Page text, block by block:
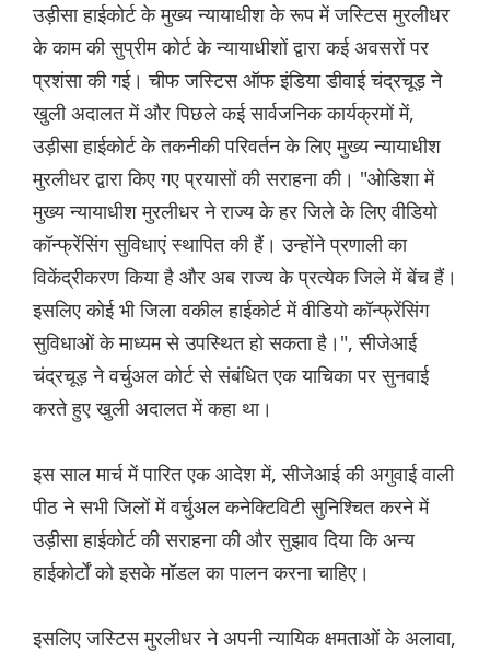
उड़ीसा हाईकोर्ट के मुख्य न्यायाधीश के रूप में जस्टिस मुरलीधर
के काम की सुप्रीम कोर्ट के न्यायाधीशों द्वारा कई अवसरों पर
प्रशंसा की गई। चीफ जस्टिस ऑफ इंडिया डीवाई चंद्रचूड़ ने
खुली अदालत में और पिछले कई सार्वजनिक कार्यक्रमों में,
उड़ीसा हाईकोर्ट के तकनीकी परिवर्तन के लिए मुख्य न्यायाधीश
मुरलीधर द्वारा किए गए प्रयासों की सराहना की। "ओडिशा में
मुख्य न्यायाधीश मुरलीधर ने राज्य के हर जिले के लिए वीडियो
कॉन्फ्रेंसिंग सुविधाएं स्थापित की हैं। उन्होंने प्रणाली का
विकेंद्रीकरण किया है और अब राज्य के प्रत्येक जिले में बेंच हैं।
इसलिए कोई भी जिला वकील हाईकोर्ट में वीडियो कॉन्फ्रेंसिंग
सुविधाओं के माध्यम से उपस्थित हो सकता है।", सीजेआई
चंद्रचूड़ ने वर्चुअल कोर्ट से संबंधित एक याचिका पर सुनवाई
करते हुए खुली अदालत में कहा था।
इस साल मार्च में पारित एक आदेश में, सीजेआई की अगुवाई वाली
पीठ ने सभी जिलों में वर्चुअल कनेक्टिविटी सुनिश्चित करने में
उड़ीसा हाईकोर्ट की सराहना की और सुझाव दिया कि अन्य
हाईकोर्टों को इसके मॉडल का पालन करना चाहिए।
इसलिए जस्टिस मुरलीधर ने अपनी न्यायिक क्षमताओं के अलावा,